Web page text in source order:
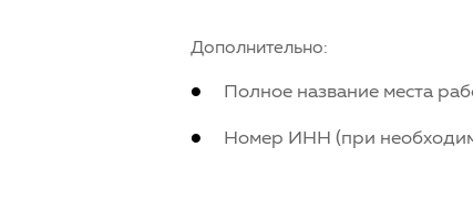
Дополнительно:
Полное название места
Номер ИНН (при